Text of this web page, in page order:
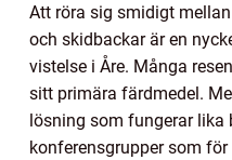
Att röra sig smidigt
och skidbackar är en
vistelse i Åre. Många
sitt primära färdmedel.
lösning som fungerar
konferensgrupper som